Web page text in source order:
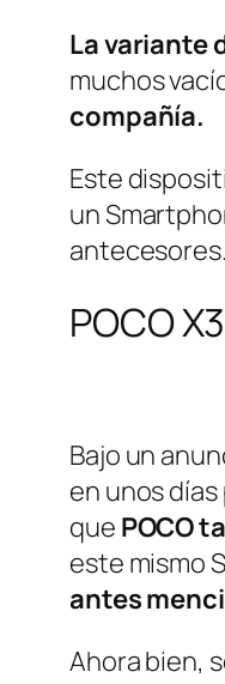
La variante
muchos
compañía.
Este
un
POCO
Bajo un
en unos
que POCO
este mismo
antes
Ahora bien,